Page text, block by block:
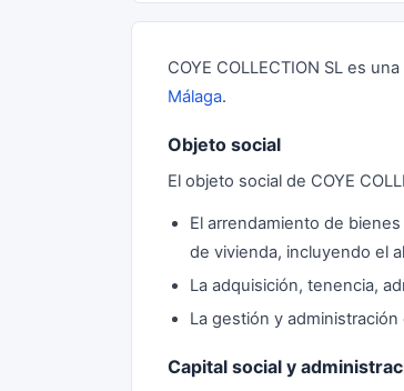
COYE COLLECTION SL es
Málaga.
Objeto social
El objeto social de COYE
El arrendamiento de
de vivienda, incluyendo el
La adquisición, tenencia,
La gestión y
Capital social y